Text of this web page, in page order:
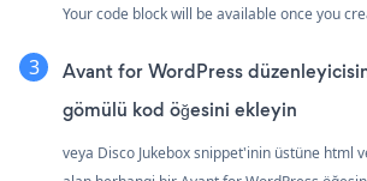
Your code block will be available once you
Avant for WordPress
gömülü kod öğesini ekleyin
veya Disco Jukebox snippet'inin üstüne html